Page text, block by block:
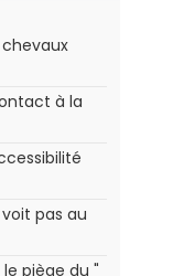
à la
pas au
piège du "